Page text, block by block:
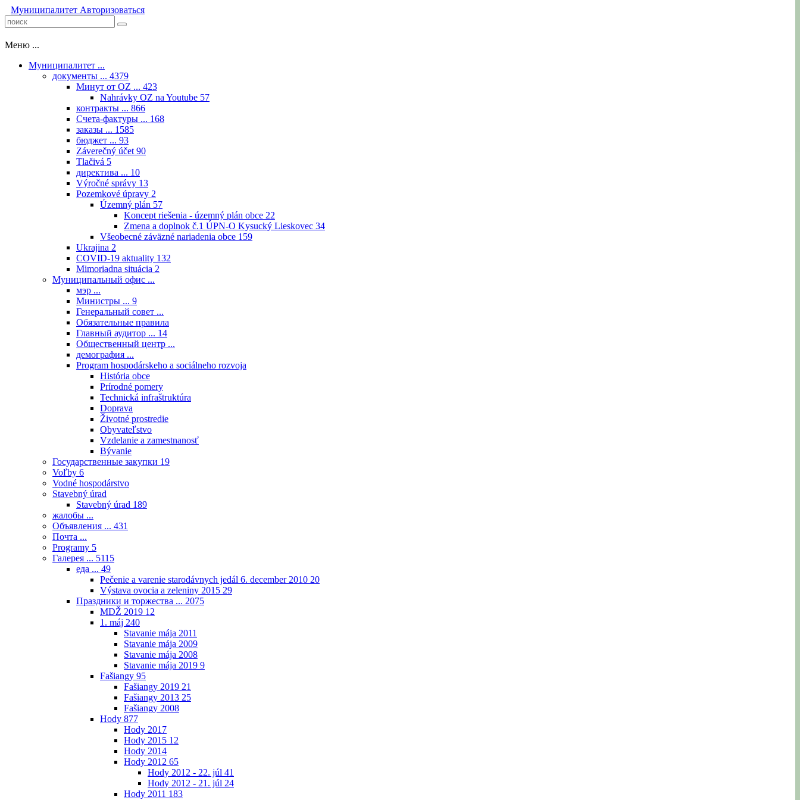
Муниципалитет Авторизоваться
Меню ...
Муниципалитет ...
документы ... 4379
Минут от OZ ... 423
Nahrávky OZ na Youtube 57
контракты ... 866
Счета-фактуры ... 168
заказы ... 1585
бюджет ... 93
Záverečný účet 90
Tlačivá 5
директива ... 10
Výročné správy 13
Pozemkové úpravy 2
Územný plán 57
Koncept riešenia - územný plán obce 22
Zmena a doplnok č.1 ÚPN-O Kysucký Lieskovec 34
Všeobecné záväzné nariadenia obce 159
Ukrajina 2
COVID-19 aktuality 132
Mimoriadna situácia 2
Муниципальный офис ...
мэр ...
Министры ... 9
Генеральный совет ...
Обязательные правила
Главный аудитор ... 14
Общественный центр ...
демография ...
Program hospodárskeho a sociálneho rozvoja
História obce
Prírodné pomery
Technická infraštruktúra
Doprava
Životné prostredie
Obyvateľstvo
Vzdelanie a zamestnanosť
Bývanie
Государственные закупки 19
Voľby 6
Vodné hospodárstvo
Stavebný úrad
Stavebný úrad 189
жалобы ...
Объявления ... 431
Почта ...
Programy 5
Галерея ... 5115
еда ... 49
Pečenie a varenie starodávnych jedál 6. december 2010 20
Výstava ovocia a zeleniny 2015 29
Праздники и торжества ... 2075
MDŽ 2019 12
1. máj 240
Stavanie mája 2011
Stavanie mája 2009
Stavanie mája 2008
Stavanie mája 2019 9
Fašiangy 95
Fašiangy 2019 21
Fašiangy 2013 25
Fašiangy 2008
Hody 877
Hody 2017
Hody 2015 12
Hody 2014
Hody 2012 65
Hody 2012 - 22. júl 41
Hody 2012 - 21. júl 24
Hody 2011 183